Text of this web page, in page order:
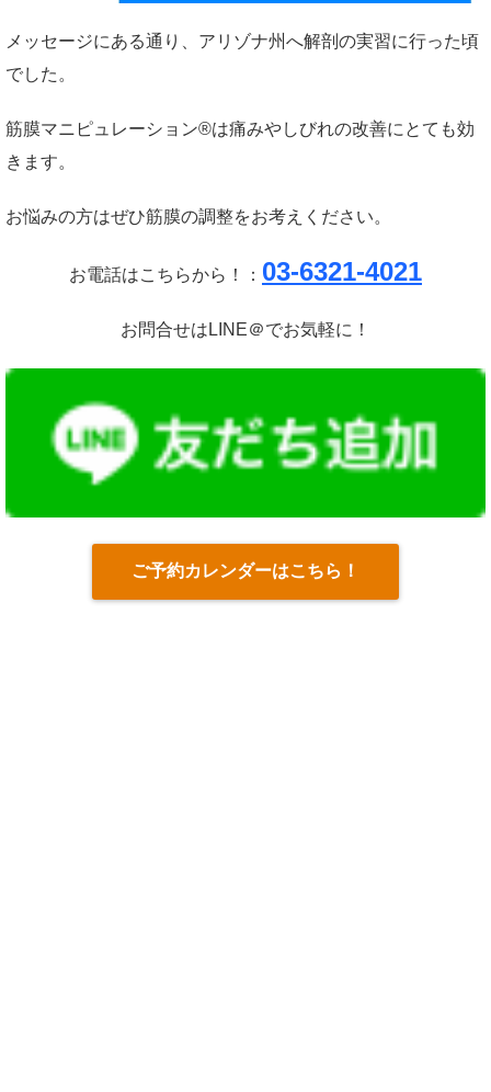
メッセージにある通り、アリゾナ州へ解剖の実習に行った頃
でした。
筋膜マニピュレーション®は痛みやしびれの改善にとても効
きます。
お悩みの方はぜひ筋膜の調整をお考えください。
お電話はこちらから！： 03-6321-4021
お問合せはLINE＠でお気軽に！
ご予約カレンダーはこちら！